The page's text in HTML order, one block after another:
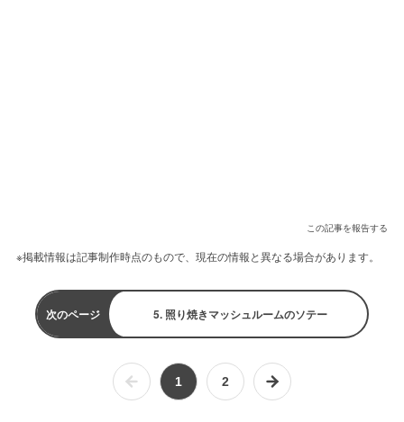
この記事を報告する
※掲載情報は記事制作時点のもので、現在の情報と異なる場合があります。
次のページ 5. 照り焼きマッシュルームのソテー
1 2